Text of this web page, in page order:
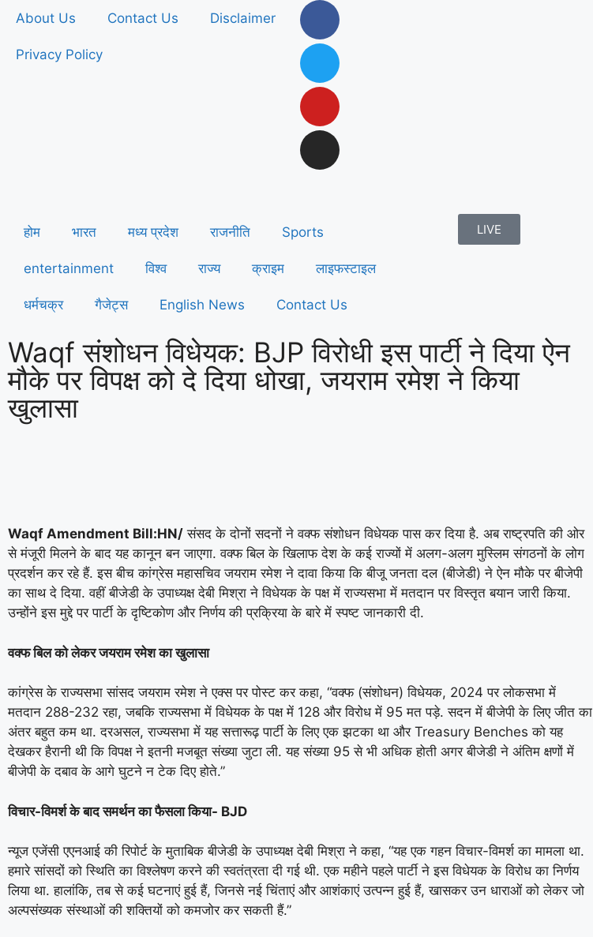
About Us Contact Us Disclaimer
Privacy Policy
होम भारत मध्य प्रदेश राजनीति Sports
entertainment विश्व राज्य क्राइम लाइफस्टाइल
धर्मचक्र गैजेट्स English News Contact Us
LIVE
Waqf संशोधन विधेयक: BJP विरोधी इस पार्टी ने दिया ऐन
मौके पर विपक्ष को दे दिया धोखा, जयराम रमेश ने किया
खुलासा
Waqf Amendment Bill:HN/ संसद के दोनों सदनों ने वक्फ संशोधन विधेयक पास कर दिया है. अब राष्ट्रपति की ओर
से मंजूरी मिलने के बाद यह कानून बन जाएगा. वक्फ बिल के खिलाफ देश के कई राज्यों में अलग-अलग मुस्लिम संगठनों के लोग
प्रदर्शन कर रहे हैं. इस बीच कांग्रेस महासचिव जयराम रमेश ने दावा किया कि बीजू जनता दल (बीजेडी) ने ऐन मौके पर बीजेपी
का साथ दे दिया. वहीं बीजेडी के उपाध्यक्ष देबी मिश्रा ने विधेयक के पक्ष में राज्यसभा में मतदान पर विस्तृत बयान जारी किया.
उन्होंने इस मुद्दे पर पार्टी के दृष्टिकोण और निर्णय की प्रक्रिया के बारे में स्पष्ट जानकारी दी.
वक्फ बिल को लेकर जयराम रमेश का खुलासा
कांग्रेस के राज्यसभा सांसद जयराम रमेश ने एक्स पर पोस्ट कर कहा, “वक्फ (संशोधन) विधेयक, 2024 पर लोकसभा में
मतदान 288-232 रहा, जबकि राज्यसभा में विधेयक के पक्ष में 128 और विरोध में 95 मत पड़े. सदन में बीजेपी के लिए जीत का
अंतर बहुत कम था. दरअसल, राज्यसभा में यह सत्तारूढ़ पार्टी के लिए एक झटका था और Treasury Benches को यह
देखकर हैरानी थी कि विपक्ष ने इतनी मजबूत संख्या जुटा ली. यह संख्या 95 से भी अधिक होती अगर बीजेडी ने अंतिम क्षणों में
बीजेपी के दबाव के आगे घुटने न टेक दिए होते.”
विचार-विमर्श के बाद समर्थन का फैसला किया- BJD
न्यूज एजेंसी एएनआई की रिपोर्ट के मुताबिक बीजेडी के उपाध्यक्ष देबी मिश्रा ने कहा, “यह एक गहन विचार-विमर्श का मामला था.
हमारे सांसदों को स्थिति का विश्लेषण करने की स्वतंत्रता दी गई थी. एक महीने पहले पार्टी ने इस विधेयक के विरोध का निर्णय
लिया था. हालांकि, तब से कई घटनाएं हुई हैं, जिनसे नई चिंताएं और आशंकाएं उत्पन्न हुई हैं, खासकर उन धाराओं को लेकर जो
अल्पसंख्यक संस्थाओं की शक्तियों को कमजोर कर सकती हैं.”